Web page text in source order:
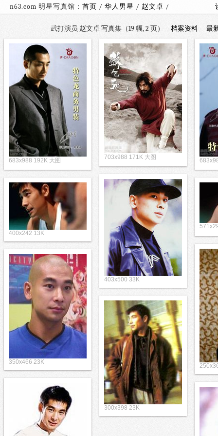
n63.com 明星写真馆： 首页 / 华人男星 / 赵文卓 /
武打演员 赵文卓 写真集（19 幅, 2 页） 档案资料 最
683x988 192K 大图 703x988 171K 大图
403x500 33K
400x242 13K
350x466 23K
300x398 23K